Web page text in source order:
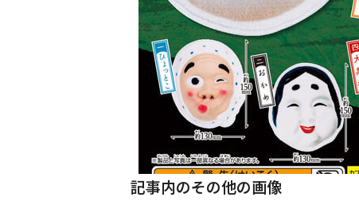
記事内のその他の画像